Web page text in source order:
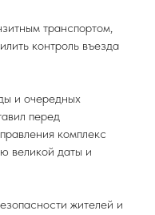
транспортом,
контроль въезда
и очередных
перед
комплекс
великой даты и
жителей и